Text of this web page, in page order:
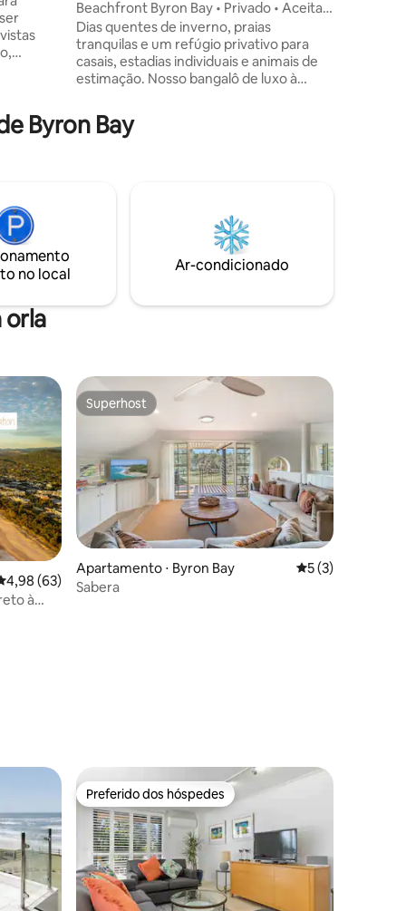
duas
com
de
ao ar
sob
Beachfront Byron Bay • Privado • Aceita
animais de estimação
Dias quentes de inverno, praias
tranquilas e um refúgio privativo para
casais, estadias individuais e animais de
estimação. Nosso bangalô de luxo à
grande estilo. Com cama king size,
banheiro privativo com banheira e vista
jardins exuberantes e a apenas um
minuto a pé da praia. O som do mar, tão
próximo, vai acalmar você. Pura
felicidade – O bangalô em Byron Beach
Byron Bay
no local
Ar-condicionado
hóspedes
de uma avaliação média de 5, 63 avaliações
4,98 (63)
à
Superhost
Superhost
Apartamento ⋅ Byron Bay 5 de uma
5 (3)
Sabera
Preferido dos hóspedes
Preferido dos hóspedes